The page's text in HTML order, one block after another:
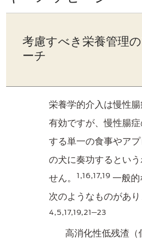
考慮すべき栄養管理
ーチ
栄養学的介入は慢性
有効ですが、慢性腸
する単一の食事やア
の犬に奏功するとい
せん。
1,16,17,19 一般
次のようなものがあり
4,5,17,19,21─23
高消化性低残渣（